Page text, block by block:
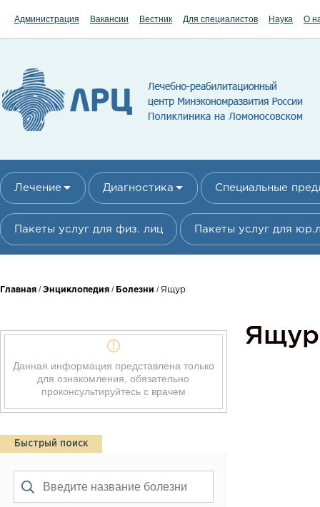
Администрация Вакансии Вестник Для специалистов Наука О
Лечение Диагностика Специальные
Пакеты услуг для физ. лиц Пакеты услуг для
Вы здесь
Главная /Энциклопедия / Болезни /Ящур
Данная информация представлена только
для ознакомления, обязательно
проконсультируйтесь с врачем
Быстрый поиск
Ящур